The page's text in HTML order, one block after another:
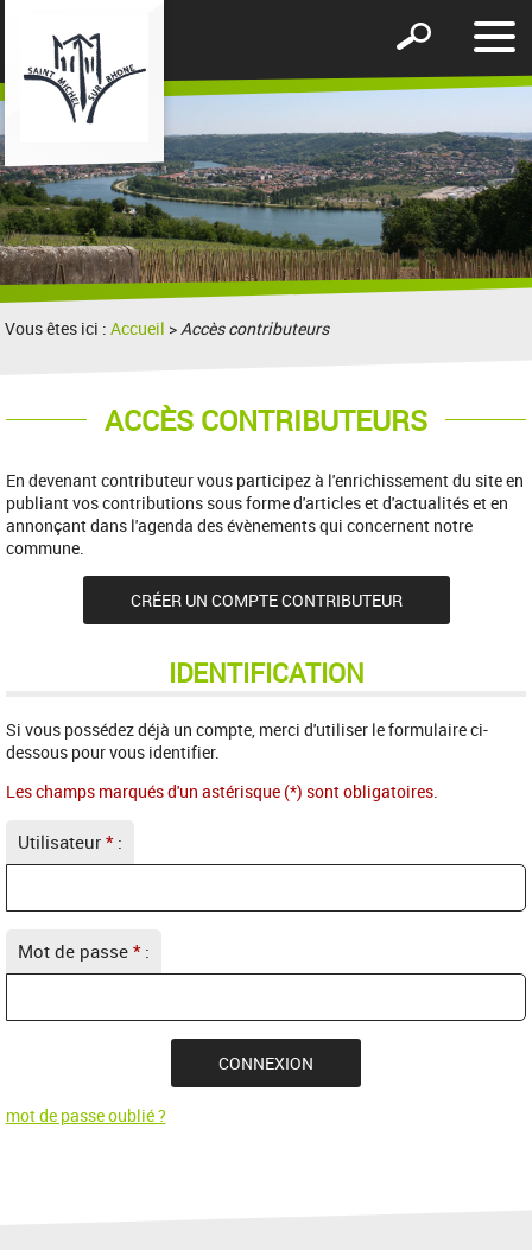
le
Afficher
formulaire
recherche
Vous êtes ici :Accueil >Accès contributeurs
ACCÈS CONTRIBUTEURS
En devenant contributeur vous participez à l'enrichissement du site en
publiant vos contributions sous forme d'articles et d'actualités et en
annonçant dans l'agenda des évènements qui concernent notre
commune.
CRÉER UN COMPTE CONTRIBUTEUR
IDENTIFICATION
Si vous possédez déjà un compte, merci d'utiliser le formulaire ci-
dessous pour vous identifier.
Les champs marqués d'un astérisque (*) sont obligatoires.
Utilisateur *:
Mot de passe *:
mot de passe oublié ?